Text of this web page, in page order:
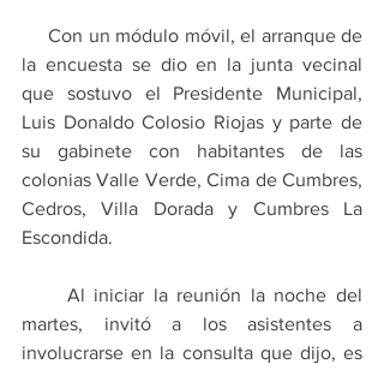
     Con un módulo móvil, el arranque de
la encuesta se dio en la junta vecinal
que sostuvo el Presidente Municipal,
Luis Donaldo Colosio Riojas y parte de
su gabinete con habitantes de las
colonias Valle Verde, Cima de Cumbres,
Cedros, Villa Dorada y Cumbres La
Escondida.
martes, invitó a los asistentes a
involucrarse en la consulta que dijo, es